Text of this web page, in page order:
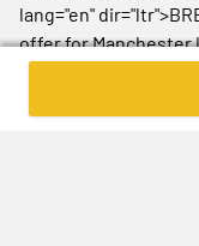
lang="en"
offer for Manchester
to Sky Sources</